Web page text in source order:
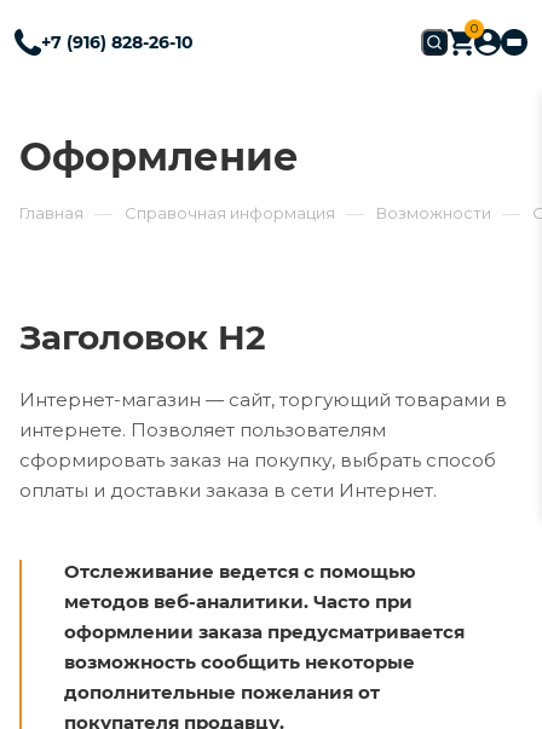
+7 (916) 828-26-10
0
Оформление
Главная — Справочная информация — Возможности —
Заголовок H2
Интернет-магазин — сайт, торгующий товарами в
интернете. Позволяет пользователям
сформировать заказ на покупку, выбрать способ
оплаты и доставки заказа в сети Интернет.
Отслеживание ведется с помощью
методов веб-аналитики. Часто при
оформлении заказа предусматривается
возможность сообщить некоторые
дополнительные пожелания от
покупателя продавцу.